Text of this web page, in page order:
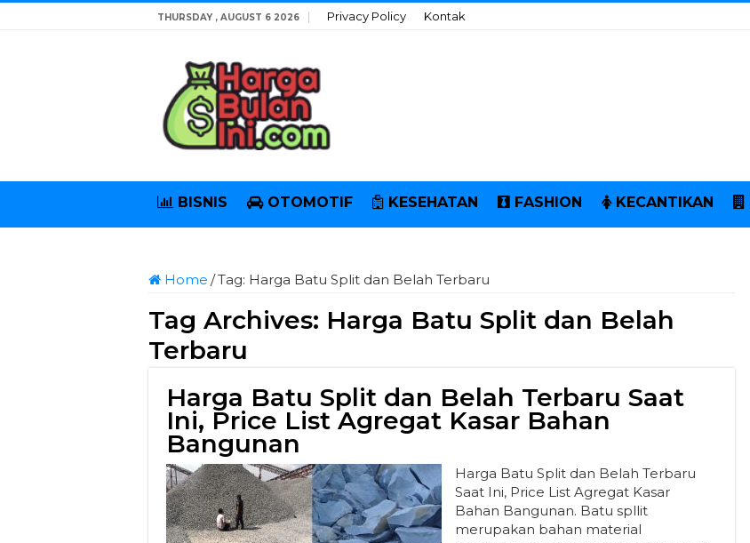
THURSDAY , AUGUST 6 2026 Privacy Policy Kontak
BISNIS OTOMOTIF KESEHATAN FASHION KECANTIKAN
Home /Tag: Harga Batu Split dan Belah Terbaru
Tag Archives: Harga Batu Split dan Belah
Terbaru
Harga Batu Split dan Belah Terbaru Saat
Ini, Price List Agregat Kasar Bahan
Bangunan
Harga Batu Split dan Belah Terbaru
Saat Ini, Price List Agregat Kasar
Bahan Bangunan. Batu spllit
merupakan bahan material